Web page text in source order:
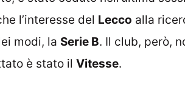
l’interesse del Lecco alla
modi, la Serie B. Il club, però,
è stato il Vitesse.